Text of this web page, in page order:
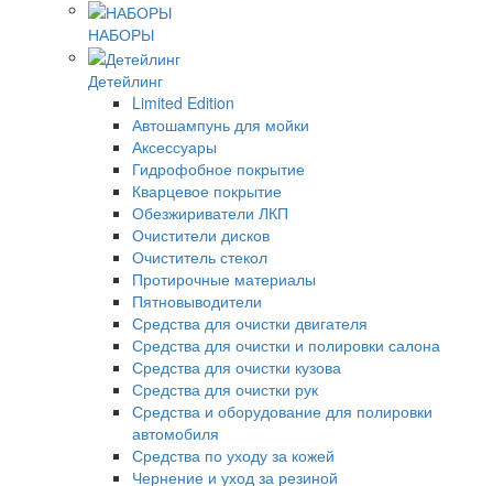
НАБОРЫ
Детейлинг
Limited Edition
Автошампунь для мойки
Аксессуары
Гидрофобное покрытие
Кварцевое покрытие
Обезжириватели ЛКП
Очистители дисков
Очиститель стекол
Протирочные материалы
Пятновыводители
Средства для очистки двигателя
Средства для очистки и полировки салона
Средства для очистки кузова
Средства для очистки рук
Средства и оборудование для полировки
автомобиля
Средства по уходу за кожей
Чернение и уход за резиной